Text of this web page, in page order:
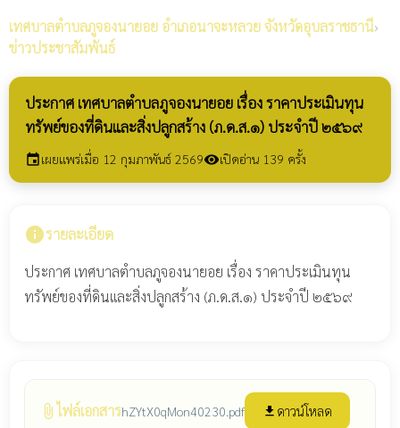
เทศบาลตำบลภูจองนายอย อำเภอนาจะหลวย จังหวัดอุบลราชธานี›
ข่าวประชาสัมพันธ์
ประกาศ เทศบาลตำบลภูจองนายอย เรื่อง ราคาประเมินทุน
ทรัพย์ของที่ดินและสิ่งปลูกสร้าง (ภ.ด.ส.๑) ประจำปี ๒๕๖๙
eventเผยแพร่เมื่อ 12 กุมภาพันธ์ 2569visibilityเปิดอ่าน 139 ครั้ง
infoรายละเอียด
ประกาศ เทศบาลตำบลภูจองนายอย เรื่อง ราคาประเมินทุน
ทรัพย์ของที่ดินและสิ่งปลูกสร้าง (ภ.ด.ส.๑) ประจำปี ๒๕๖๙
attach_file ไฟล์เอกสารhZYtX0qMon40230.pdf file_download ดาวน์โหลด